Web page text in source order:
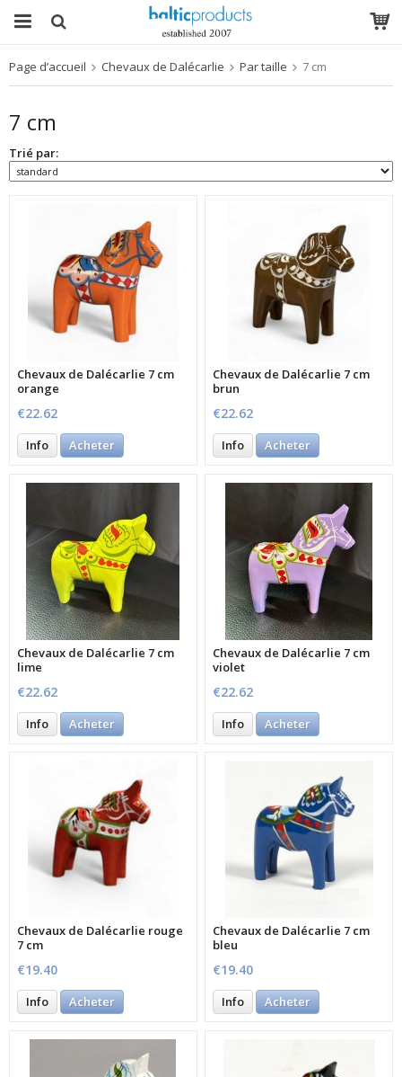
Page d’accueil Chevaux de Dalécarlie Par taille 7 cm
7 cm
Trié par:
Chevaux de Dalécarlie 7 cm
orange
€22.62
Info Acheter
Chevaux de Dalécarlie 7 cm
brun
€22.62
Info Acheter
Chevaux de Dalécarlie 7 cm
lime
€22.62
Info Acheter
Chevaux de Dalécarlie 7 cm
violet
€22.62
Info Acheter
Chevaux de Dalécarlie rouge
7 cm
€19.40
Info Acheter
Chevaux de Dalécarlie 7 cm
bleu
€19.40
Info Acheter